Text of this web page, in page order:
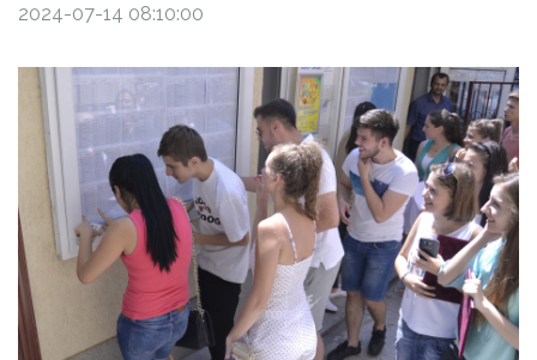
2024-07-14 08:10:00